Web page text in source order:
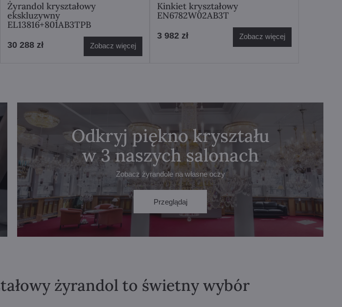
Żyrandol kryształowy
ekskluzywny
EL13816+801AB3TPB
30 288 zł Zobacz więcej
Kinkiet kryształowy
EN6782W02AB3T
3 982 zł Zobacz więcej
Odkryj piękno kryształu
w 3 naszych salonach
Zobacz żyrandole na własne oczy
Przeglądaj
żyrandol to świetny wybór